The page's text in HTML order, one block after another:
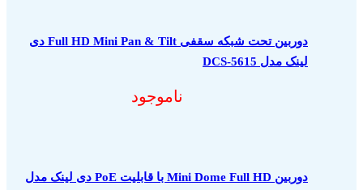
دوربین تحت شبکه سقفی Full HD Mini Pan & Tilt دی
لینک مدل DCS-5615
ناموجود
دوربین Mini Dome Full HD با قابلیت PoE دی لینک مدل